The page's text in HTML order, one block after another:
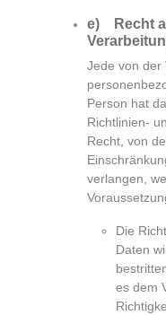
e) Recht
Jede von der
Person hat
Richtlinien-
Recht, von
verlangen,
Die
Daten
es dem